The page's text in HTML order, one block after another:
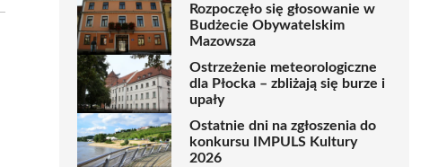
Rozpoczęło się głosowanie w
Budżecie Obywatelskim
Mazowsza
Ostrzeżenie meteorologiczne
dla Płocka – zbliżają się burze i
upały
Ostatnie dni na zgłoszenia do
konkursu IMPULS Kultury
2026